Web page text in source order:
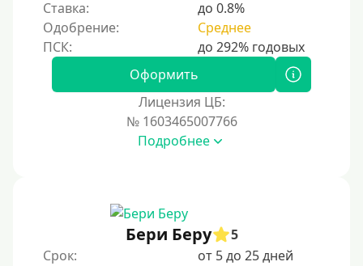
Ставка:
до 0.8%
Одобрение:
Среднее
Оформить
Лицензия ЦБ:
№ 1603465007766
Подробнее
Бери Беру
5
Срок:
от 5 до 25 дней